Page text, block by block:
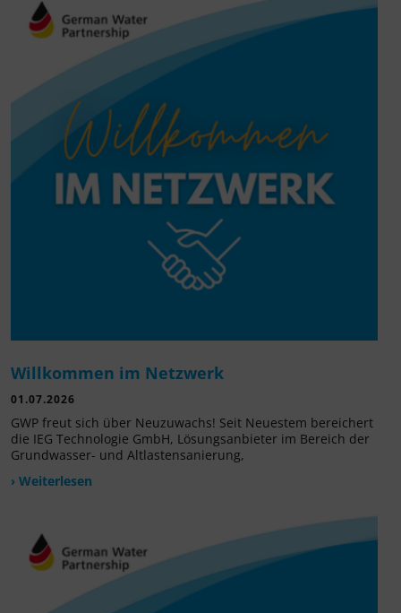
Willkommen im Netzwerk
01.07.2026
GWP freut sich über Neuzuwachs! Seit Neuestem bereichert
die IEG Technologie GmbH, Lösungsanbieter im Bereich der
Grundwasser- und Altlastensanierung,
› Weiterlesen